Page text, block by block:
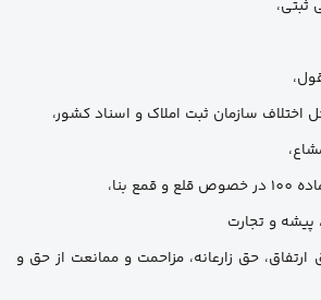
ثبتی،
اختلاف سازمان ثبت املاک و اسناد کشور،
بنا،
و تجارت
ارتفاق، حق زارعانه، مزاحمت و ممانعت از حق و